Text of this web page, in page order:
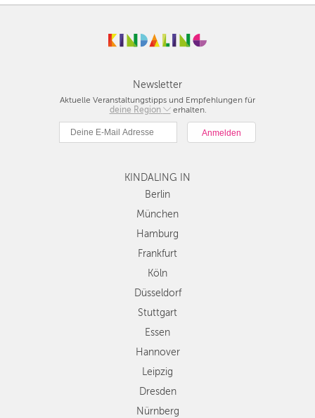
Newsletter
Aktuelle Veranstaltungstipps und Empfehlungen für
deine Region
Berlin
Hamburg
Köln
Düsseldorf
Stuttgart
Essen
Dresden
Nürnberg
Wien
Zürich
Andere
Regionen
erhalten.
KINDALING IN
Berlin
München
Hamburg
Frankfurt
Köln
Düsseldorf
Stuttgart
Essen
Hannover
Leipzig
Dresden
Nürnberg